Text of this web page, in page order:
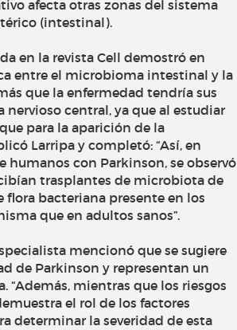
afecta otras zonas del sistema
(intestinal).
en la revista Cell demostró en
entre el microbioma intestinal y la
que la enfermedad tendría sus
nervioso central, ya que al estudiar
para la aparición de la
Larripa y completó: “Así, en
con Parkinson, se observó
trasplantes de microbiota de
bacteriana presente en los
que en adultos sanos”.
mencionó que se sugiere
de Parkinson y representan un
“Además, mientras que los riesgos
el rol de los factores
determinar la severidad de esta